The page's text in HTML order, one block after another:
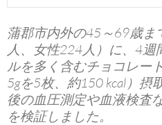
蒲郡市内外の45～69歳
人、女性224人）に、4
ルを多く含むチョコレー
5gを5枚、約150 kcal）摂
後の血圧測定や血液検査
を検証しました。